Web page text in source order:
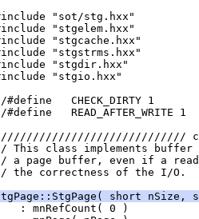
the correctness of the I/O.
short nSize,